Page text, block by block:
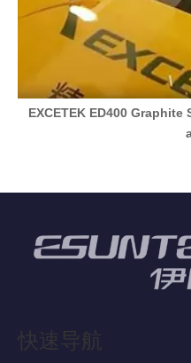
EXCETEK ED400
快速导航